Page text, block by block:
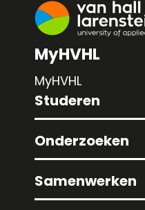
MyHVHL
MyHVHL
Studeren
Onderzoeken
Samenwerken